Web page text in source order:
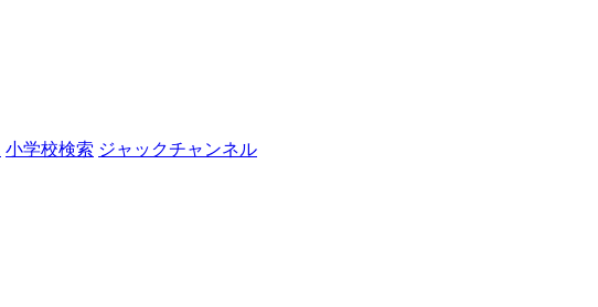
小学校検索 ジャックチャンネル